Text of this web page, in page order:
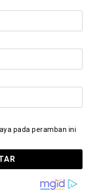
pada peramban ini